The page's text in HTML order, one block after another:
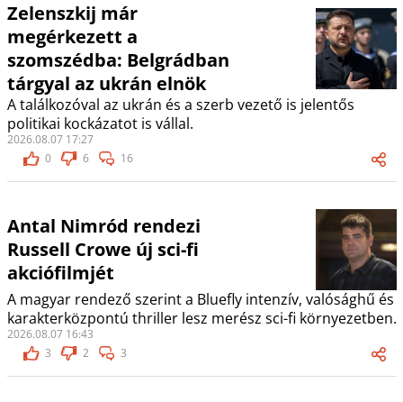
Zelenszkij már
megérkezett a
szomszédba: Belgrádban
tárgyal az ukrán elnök
A találkozóval az ukrán és a szerb vezető is jelentős
politikai kockázatot is vállal.
2026.08.07 17:27
0
6 16
Antal Nimród rendezi
Russell Crowe új sci-fi
akciófilmjét
A magyar rendező szerint a Bluefly intenzív, valósághű és
karakterközpontú thriller lesz merész sci-fi környezetben.
2026.08.07 16:43
3
2 3